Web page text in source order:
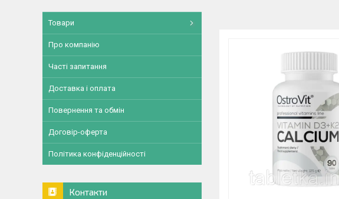
Товари
Про компанію
Часті запитання
Доставка і оплата
Повернення та обмін
Договір-оферта
Політика конфіденційності
Контакти